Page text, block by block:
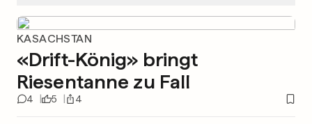
KASACHSTAN
«Drift-König» bringt
Riesentanne zu Fall
4 5 4